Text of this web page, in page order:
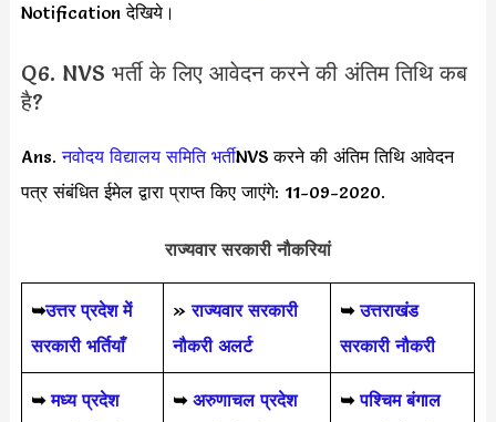
Notification देखिये।
Q6. NVS भर्ती के लिए आवेदन करने की अंतिम तिथि कब
है?
Ans.नवोदय विद्यालय समिति भर्तीNVS करने की अंतिम तिथि आवेदन
पत्र संबंधित ईमेल द्वारा प्राप्त किए जाएंगे: 11-09-2020.
राज्यवार सरकारी नौकरियां
➥उत्तर प्रदेश में
सरकारी भर्तियाँ
»राज्यवार सरकारी
नौकरी अलर्ट
➥ उत्तराखंड
सरकारी नौकरी
➥ मध्य प्रदेश
➥ अरुणाचल प्रदेश
➥ पश्चिम बंगाल